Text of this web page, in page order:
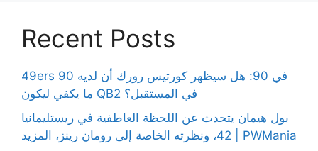
Recent Posts
49ers 90 في 90: هل سيظهر كورتيس رورك أن لديه
ما يكفي ليكون QB2 في المستقبل؟
بول هيمان يتحدث عن اللحظة العاطفية في ريستليمانيا
42، ونظرته الخاصة إلى رومان رينز، المزيد | PWMania